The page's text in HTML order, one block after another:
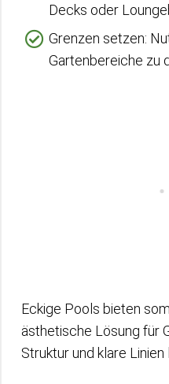
Decks oder
Grenzen setzen:
Gartenbereiche zu
Eckige Pools bieten
ästhetische Lösung für
Struktur und klare Linien